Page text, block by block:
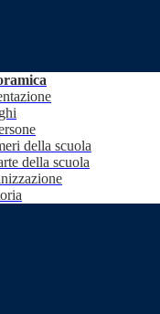
della scuola
della scuola